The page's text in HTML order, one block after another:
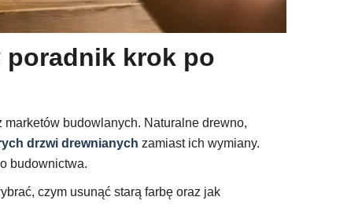
poradnik krok po
budowlanych. Naturalne drewno,
drzwi drewnianych zamiast ich wymiany.
budownictwa.
czym usunąć starą farbę oraz jak